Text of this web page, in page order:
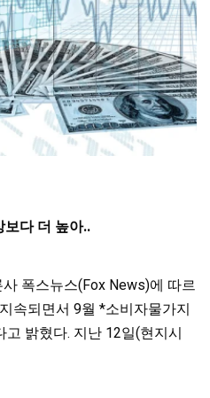
다 더 높아..
폭스뉴스(Fox News)에 따르
속되면서 9월 *소비자물가지
밝혔다. 지난 12일(현지시